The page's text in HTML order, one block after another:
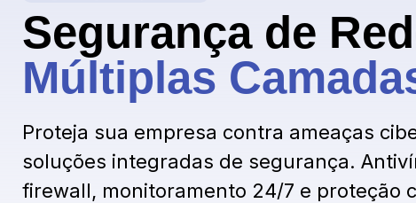
Segurança de
Múltiplas
Proteja sua empresa contra ameaças
soluções integradas de segurança.
firewall, monitoramento 24/7 e proteção